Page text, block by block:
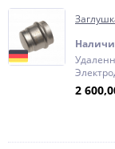
2